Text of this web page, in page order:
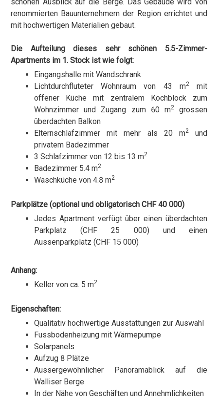
renommierten Bauunternehmern der Region errichtet und
mit hochwertigen Materialien gebaut.
Die Aufteilung dieses sehr schönen 5.5-Zimmer-
Apartments im 1. Stock ist wie folgt:
Eingangshalle mit Wandschrank
Lichtdurchfluteter Wohnraum von 43 m2mit
offener Küche mit zentralem Kochblock zum
Wohnzimmer und Zugang zum 60 m2grossen
überdachten Balkon
Elternschlafzimmer mit mehr als 20 m2und
privatem Badezimmer
3 Schlafzimmer von 12 bis 13 m2
Badezimmer 5.4 m2
Waschküche von 4.8 m2
Parkplätze (optional und obligatorisch CHF 40 000)
Jedes Apartment verfügt über einen überdachten
Parkplatz (CHF 25 000) und einen
Aussenparkplatz (CHF 15 000)
Anhang:
Keller von ca. 5 m2
Eigenschaften:
Qualitativ hochwertige Ausstattungen zur Auswahl
Fussbodenheizung mit Wärmepumpe
Solarpanels
Aufzug 8 Plätze
Aussergewöhnlicher Panoramablick auf die
Walliser Berge
In der Nähe von Geschäften und Annehmlichkeiten